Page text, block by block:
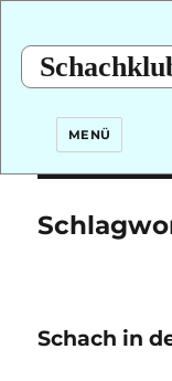
MENÜ
Schach in